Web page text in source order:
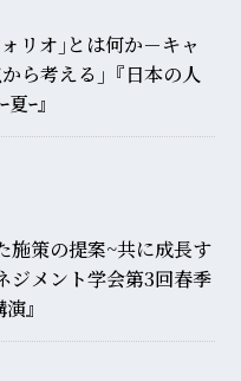
リオ｣とは何か－キャ
ら考える｣『日本の人
ｰ』
施策の提案~共に成長す
ジメント学会第3回春季
』